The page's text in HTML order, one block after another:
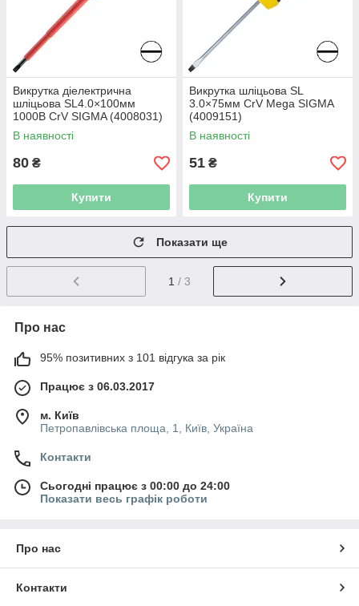
Викрутка діелектрична
шліцьова SL4.0×100мм
1000В CrV SIGMA (4008031)
В наявності
80 ₴
Купити
Викрутка шліцьова SL
3.0×75мм CrV Mega SIGMA
(4009151)
В наявності
51 ₴
Купити
Показати ще
1 / 3
Про нас
95% позитивних з 101 відгука за рік
Працює з 06.03.2017
м. Київ
Петропавлівська площа, 1, Київ, Україна
Контакти
Сьогодні працює з 00:00 до 24:00
Показати весь графік роботи
Про нас
Контакти